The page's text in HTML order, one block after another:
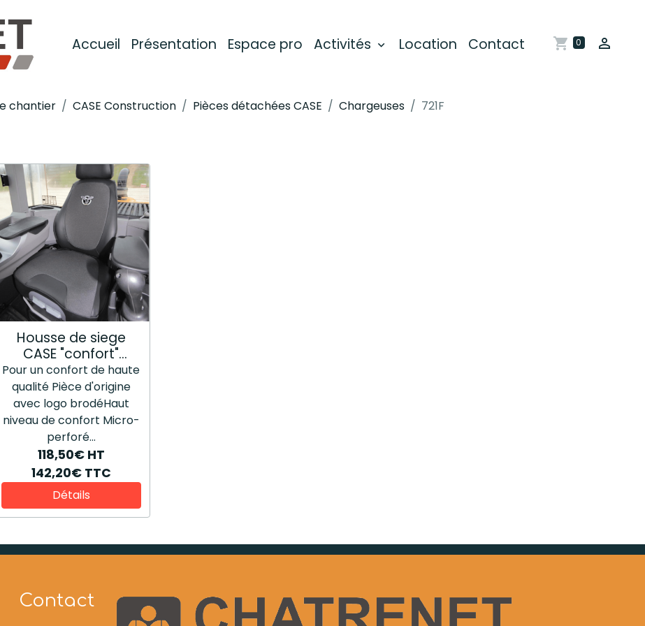
Accueil Présentation Espace pro Activités Location Contact 0
chantier CASE Construction Pièces détachées CASE Chargeuses 721F
Housse de siege
CASE "confort"
48196827
Pour un confort de haute
qualité Pièce d'origine
avec logo brodéHaut
niveau de confort Micro-
perforé...
118,50€ HT
142,20€ TTC
Détails
Contact